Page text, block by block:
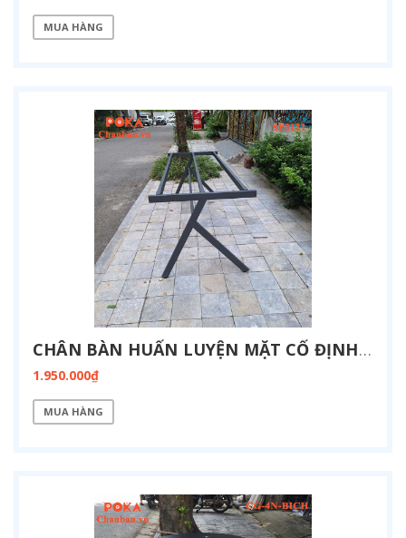
MUA HÀNG
CHÂN BÀN HUẤN LUYỆN MẶT CỐ ĐỊNH KT 800X1900-FZ13-1900
1.950.000₫
MUA HÀNG